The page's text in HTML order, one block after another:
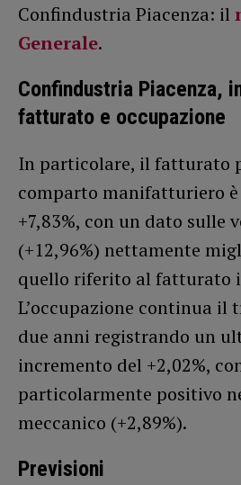
Confindustria Piacenza: il
Generale.
Confindustria Piacenza,
fatturato e occupazione
In particolare, il fatturato
comparto manifatturiero
+7,83%, con un dato sulle
(+12,96%) nettamente
quello riferito al fatturato
L’occupazione continua
due anni registrando un
incremento del +2,02%,
particolarmente positivo
meccanico (+2,89%).
Previsioni